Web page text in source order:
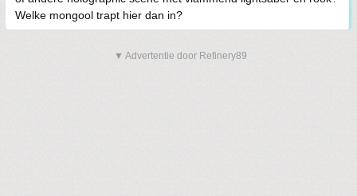
Welke mongool trapt hier dan in?
▼ Advertentie door Refinery89